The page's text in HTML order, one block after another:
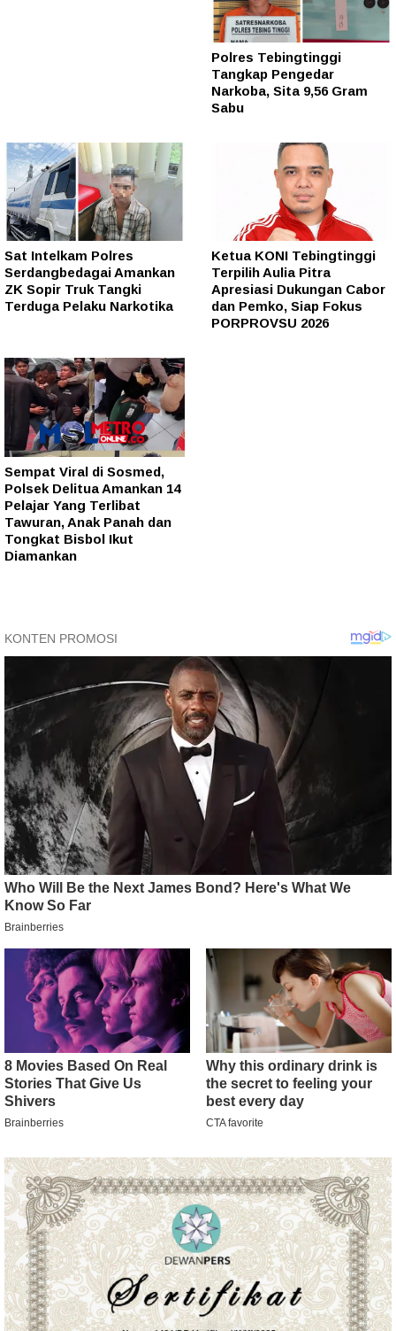
Polres Tebingtinggi
Tangkap Pengedar
Narkoba, Sita 9,56 Gram
Sabu
Sat Intelkam Polres
Serdangbedagai Amankan
ZK Sopir Truk Tangki
Terduga Pelaku Narkotika
Ketua KONI Tebingtinggi
Terpilih Aulia Pitra
Apresiasi Dukungan Cabor
dan Pemko, Siap Fokus
PORPROVSU 2026
Sempat Viral di Sosmed,
Polsek Delitua Amankan 14
Pelajar Yang Terlibat
Tawuran, Anak Panah dan
Tongkat Bisbol Ikut
Diamankan